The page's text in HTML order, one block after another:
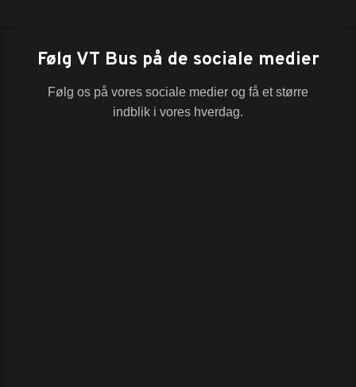
Følg VT Bus på de sociale medier
Følg os på vores sociale medier og få et større
indblik i vores hverdag.